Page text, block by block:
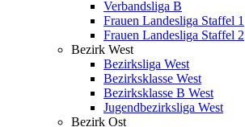
Verbandsliga B
Frauen Landesliga Staffel 1
Frauen Landesliga Staffel 2
Bezirk West
Bezirksliga West
Bezirksklasse West
Bezirksklasse B West
Jugendbezirksliga West
Bezirk Ost